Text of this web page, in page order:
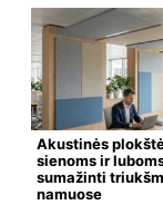
Akustinės
sienoms ir
sumažinti
namuose